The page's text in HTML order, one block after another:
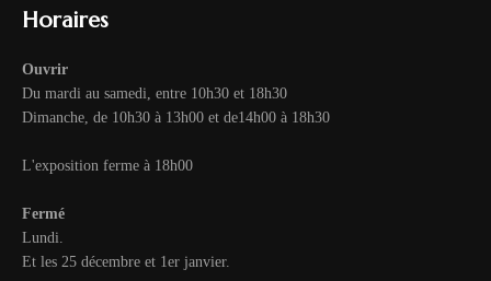
Horaires
Ouvrir
Du mardi au samedi, entre 10h30 et 18h30
Dimanche, de 10h30 à 13h00 et de14h00 à 18h30
L'exposition ferme à 18h00
Fermé
Lundi.
Et les 25 décembre et 1er janvier.